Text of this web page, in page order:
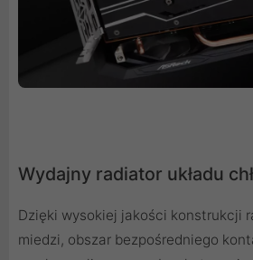
Wydajny radiator układu
Dzięki wysokiej jakości konstrukcji
miedzi, obszar bezpośredniego